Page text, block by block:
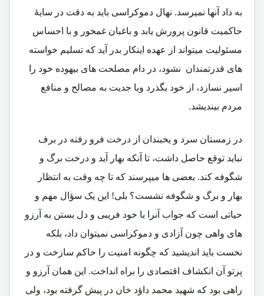
به داد آنها نمیرسد. نهال دموکراسی باید به دقت در سایۀ
حاکمیت قانون پرورش یابد و باغبان غمخور و با احساس
مسئولیت میتواند از عهده اینکار بدر آید که تسلیم خواسته
های قدرتمندان نشود، در دام مصلحت های بیهوده خود را
اسیر نسازد، از خود بگذرد وبا جدیت به مصالح و منافع
مردم بیندیشد.
در زمستان سرد و یخبندان از درخت فرو رفته در برف
نباید توقع حاصل داشت، تا آنکه بهار آید و درخت برگ و
شگوفه کند. بعضی ها میپرسند که تا چه وقت به انتظار
بهار و برگ و شگوفه نشست؟ بلی! این یک سؤال مهم و
حیاتی است که جواب آنرا با خود فریبی و دل بستن به آرزو
های واهی چون آزادی و دموکراسی نمیتوان داد، بلکه
نخست باید اندیشید که چگونه امنیت را حاکم سازخت و در
پرتو آن انکشاف اقتصادی را براه انداخت. این همان آرزو و
راهی بود که شهید محمد داؤد خان در پیش گرفته بود، ولی